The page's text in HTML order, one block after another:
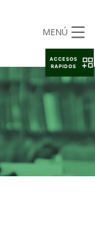
MENÚ
ACCESOS
RAPIDOS